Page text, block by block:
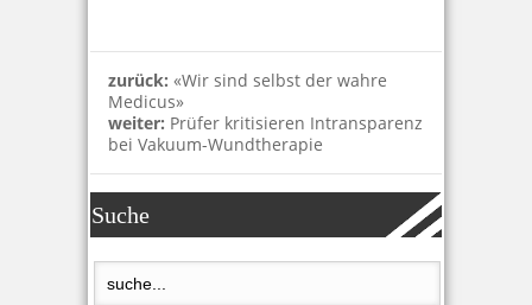
zurück: «Wir sind selbst der wahre
Medicus»
weiter: Prüfer kritisieren Intransparenz
bei Vakuum-Wundtherapie
Suche